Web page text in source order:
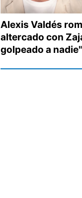
Alexis Valdés
altercado con
golpeado a nadie"